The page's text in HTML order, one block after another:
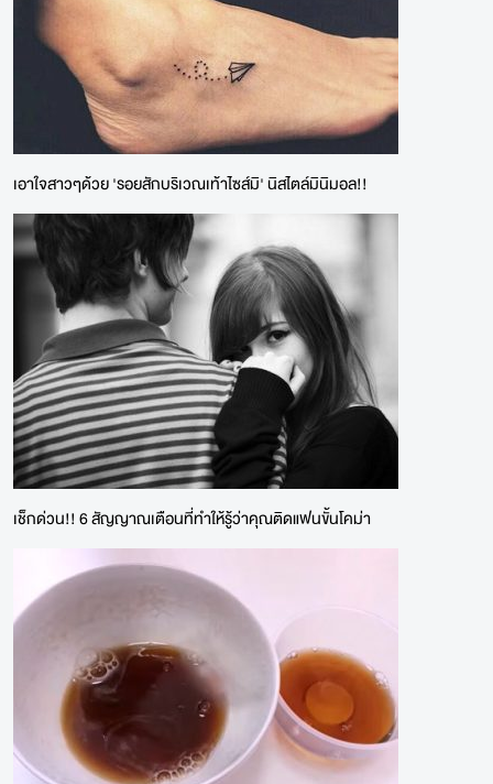
เอาใจสาวๆด้วย 'รอยสักบริเวณเท้าไซส์มิ' นิสไตล์มินิมอล!!
เช็กด่วน!! 6 สัญญาณเตือนที่ทำให้รู้ว่าคุณติดแฟนขั้นโคม่า